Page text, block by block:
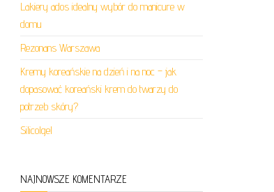
Lakiery ados idealny wybór do manicure w
domu
Rezonans Warszawa
Kremy koreańskie na dzień i na noc – jak
dopasować koreański krem do twarzy do
potrzeb skóry?
Silicolgel
NAJNOWSZE KOMENTARZE